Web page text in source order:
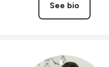
See bio